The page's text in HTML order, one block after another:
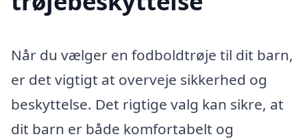
Når du vælger en fodboldtrøje til dit barn,
er det vigtigt at overveje sikkerhed og
beskyttelse. Det rigtige valg kan sikre, at
dit barn er både komfortabelt og